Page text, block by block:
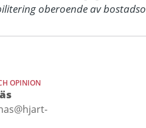
oberoende av
OPINION